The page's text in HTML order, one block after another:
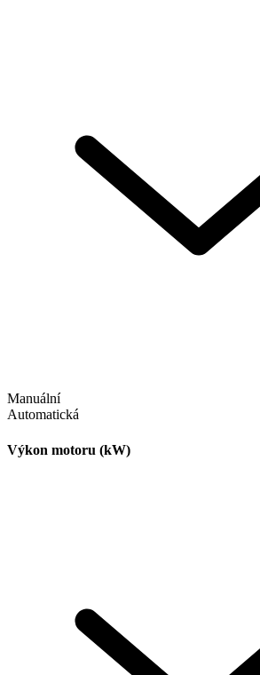
Manuální
Automatická
Výkon motoru (kW)